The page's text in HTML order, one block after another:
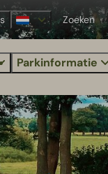
Parkinformatie